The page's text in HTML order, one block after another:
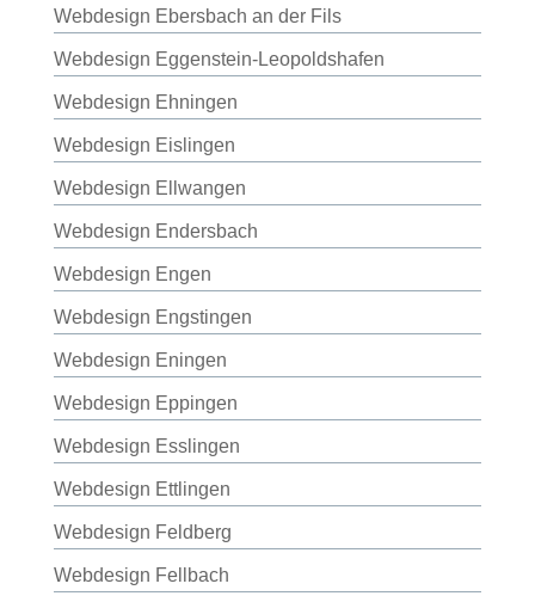
Webdesign Ebersbach an der Fils
Webdesign Eggenstein-Leopoldshafen
Webdesign Ehningen
Webdesign Eislingen
Webdesign Ellwangen
Webdesign Endersbach
Webdesign Engen
Webdesign Engstingen
Webdesign Eningen
Webdesign Eppingen
Webdesign Esslingen
Webdesign Ettlingen
Webdesign Feldberg
Webdesign Fellbach